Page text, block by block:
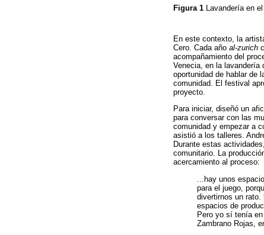
Figura 1 Lavandería en
En este contexto, la
Cero. Cada año al-zurich
acompañamiento del
Venecia, en la lavandería
oportunidad de hablar de
comunidad. El festival
proyecto.
Para iniciar, diseñó un
para conversar con las
comunidad y empezar a
asistió a los talleres.
Durante estas
comunitario. La
acercamiento al proceso:
...hay unos
para el juego,
divertirnos un rato.
espacios de
Pero yo sí tenía
Zambrano Rojas,